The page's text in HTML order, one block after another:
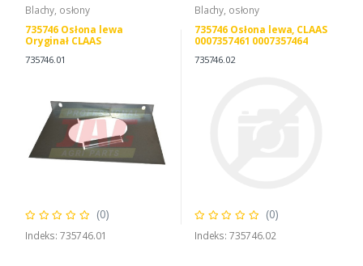
Blachy, osłony
735746 Osłona lewa
Oryginał CLAAS
735746.01
(0)
Indeks: 735746.01
Blachy, osłony
735746 Osłona lewa, CLAAS
0007357461 0007357464
735746.02
(0)
Indeks: 735746.02